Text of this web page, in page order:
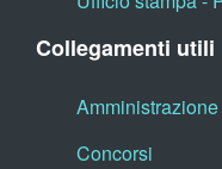
Collegamenti utili
Concorsi